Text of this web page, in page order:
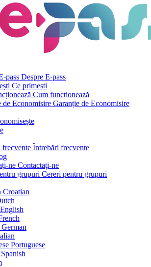
pass Despre E-pass
Ce primești
Cum funcționează
de Economisire Garanție de Economisire
frecvente Întrebări frecvente
ne Contactați-ne
grupuri Cereri pentru grupuri
Croatian
English
German
Portuguese
Spanish